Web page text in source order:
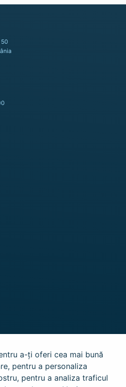
50
a-ți oferi cea mai bună
pentru a personaliza
pentru a analiza traficul